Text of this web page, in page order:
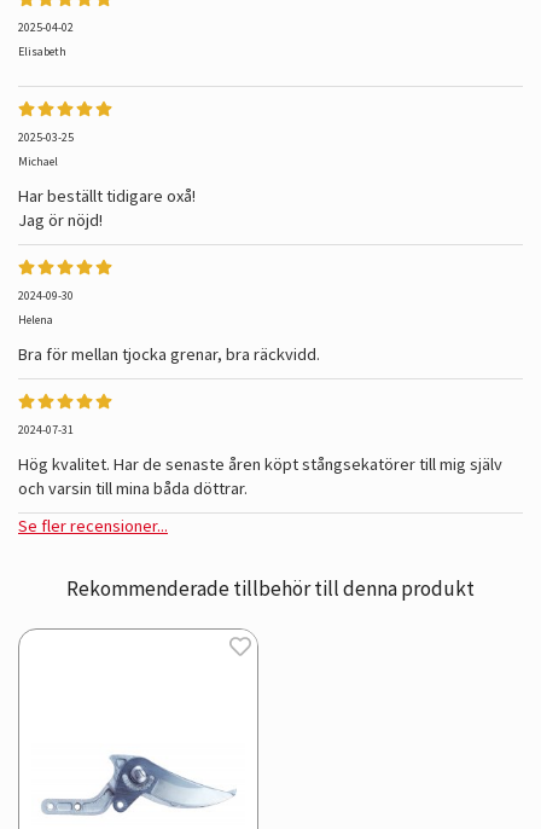
2025-04-02
Elisabeth
2025-03-25
Michael
Har beställt tidigare oxå!
Jag ör nöjd!
2024-09-30
Helena
Bra för mellan tjocka grenar, bra räckvidd.
2024-07-31
Hög kvalitet. Har de senaste åren köpt stångsekatörer till mig själv
och varsin till mina båda döttrar.
Se fler recensioner...
Rekommenderade tillbehör till denna produkt